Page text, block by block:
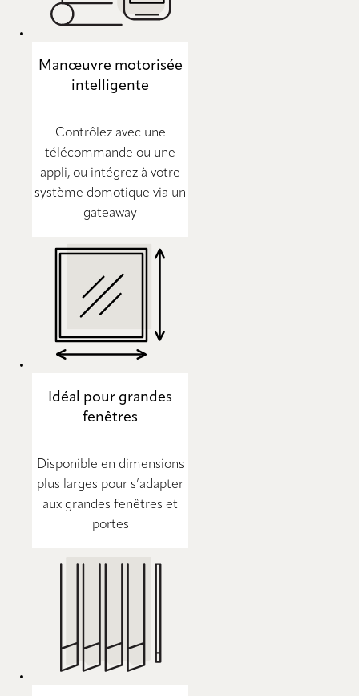
Manœuvre motorisée
intelligente
Contrôlez avec une
télécommande ou une
appli, ou intégrez à votre
système domotique via un
gateaway
Idéal pour grandes
fenêtres
Disponible en dimensions
plus larges pour s’adapter
aux grandes fenêtres et
portes